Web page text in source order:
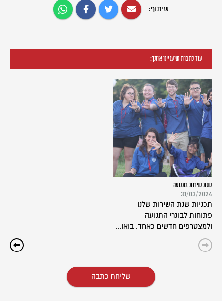
שיתוף:
עוד כתבות שיעניינו אותך:
שנת שירות בתנועה
31/03/2024
תכניות שנת השירות שלנו
פתוחות לבוגרי התנועה
ולמצטרפים חדשים כאחד. בואו...
שליחת כתבה